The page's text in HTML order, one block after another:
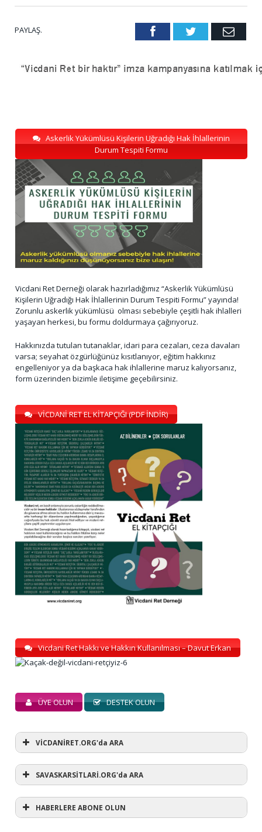
PAYLAŞ. FacebookTwitter Email
Askerlik Yükümlüsü Kişilerin Uğradığı Hak İhlallerinin
Durum Tespiti Formu
Vicdani Ret Derneği olarak hazırladığımız “Askerlik Yükümlüsü
Kişilerin Uğradığı Hak İhlallerinin Durum Tespiti Formu” yayında!
Zorunlu askerlik yükümlüsü olması sebebiyle çeşitli hak ihlalleri
yaşayan herkesi, bu formu doldurmaya çağırıyoruz.
Hakkınızda tutulan tutanaklar, idari para cezaları, ceza davaları
varsa; seyahat özgürlüğünüz kısıtlanıyor, eğitim hakkınız
engelleniyor ya da başkaca hak ihlallerine maruz kalıyorsanız,
form üzerinden bizimle iletişime geçebilirsiniz.
VİCDANİ RET EL KİTAPÇIĞI (PDF İNDİR)
Vicdani Ret Hakkı ve Hakkın Kullanılması – Davut Erkan
ÜYE OLUN DESTEK OLUN
VİCDANİRET.ORG'da ARA
SAVASKARSİTLARİ.ORG'da ARA
HABERLERE ABONE OLUN